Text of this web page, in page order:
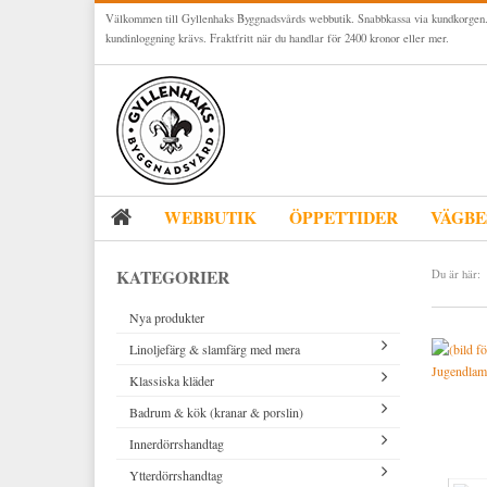
Välkommen till Gyllenhaks Byggnadsvårds webbutik. Snabbkassa via
kundinloggning krävs. Fraktfritt när du handlar för 2400 kronor eller mer.
WEBBUTIK ÖPPETTIDER
KATEGORIER
Nya produkter
Linoljefärg & slamfärg med mera
Linoljefärger
Vita kulörer
Grå kulörer
Gula kulörer
Matta linoljefärger
Falu rödfärg (slamfärger)
Konstnärsfärger
Klassiska kläder
Resistant Work Wear
Storvästar
Västar
Badrum & kök (kranar & porslin)
Köksblandare
Tvättställsblandare
Innerdörrshandtag
Dörrhandtag mässing (innerdörr)
Ytterdörrshandtag
Du är här: